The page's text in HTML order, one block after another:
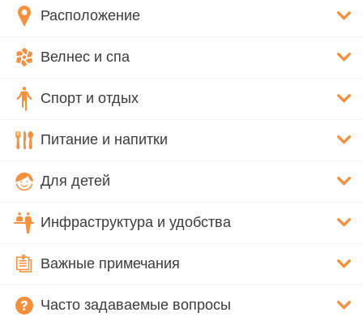
Расположение
Велнес и спа
Спорт и отдых
Питание и напитки
Для детей
Инфраструктура и удобства
Важные примечания
Часто задаваемые вопросы